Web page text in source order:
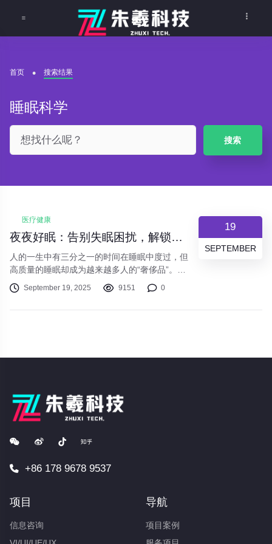
首页 搜索结果
睡眠科学
搜索
19
SEPTEMBER
医疗健康
夜夜好眠：告别失眠困扰，解锁高质量睡眠的科学指南
人的一生中有三分之一的时间在睡眠中度过，但
高质量的睡眠却成为越来越多人的“奢侈品”。失
眠、浅睡、多梦、早醒……这些睡眠问题不仅让
人白天疲惫不堪，更是埋下了多种健康隐患。睡
September 19, 2025 9151 0
+86 178 9678 9537
项目
信息咨询
导航
项目案例